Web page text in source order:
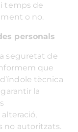
temps de
o no.
personals
seguretat de
que
tècnica
la
no autoritzats.